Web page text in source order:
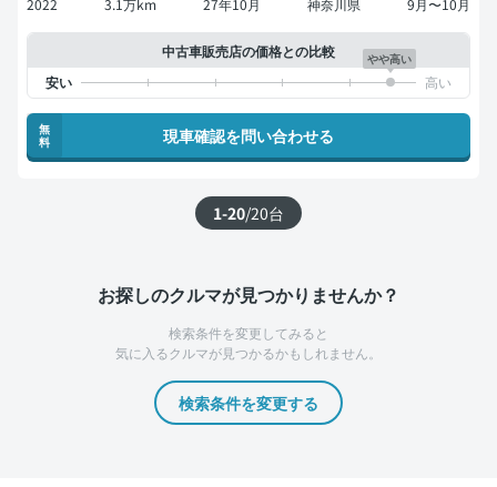
2022 3.1万km 27年10月 神奈川県 9月〜10月
中古車販売店の価格との比較 やや高い
無
料
現車確認を問い合わせる
1-20/20台
お探しのクルマが見つかりませんか？
検索条件を変更してみると
気に入るクルマが見つかるかもしれません。
検索条件を変更する